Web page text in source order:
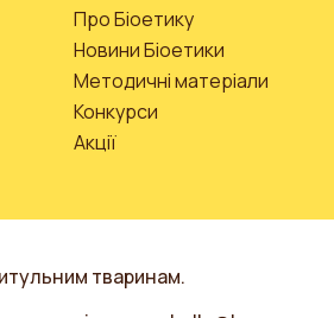
Про Біоетику
Новини Біоетики
Методичні матеріали
Конкурси
Акції
тваринам.